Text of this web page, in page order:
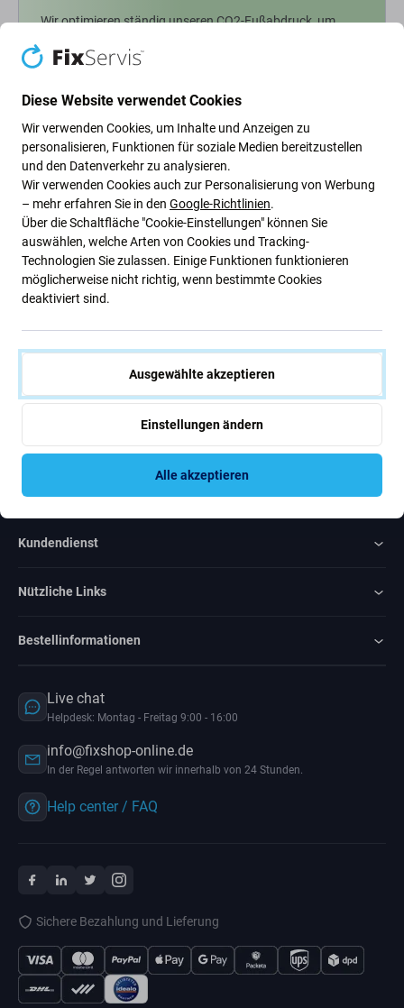
Wir optimieren ständig unseren CO2-Fußabdruck, um
wie wir unsere Prozesse anpassen, um unseren
Newsletter-Fix
Abonnieren Sie den regelmäßigen Newsletter über Rabatte und
Neuigkeiten
Ich bin damit einverstanden, Newsletter zu erhalten
Kundendienst
Nützliche Links
Bestellinformationen
Live chat
Helpdesk: Montag - Freitag 9:00 - 16:00
info@fixshop-online.de
In der Regel antworten wir innerhalb von 24 Stunden.
Help center / FAQ
Sichere Bezahlung und Lieferung
Diese Website verwendet Cookies
Wir verwenden Cookies, um Inhalte und Anzeigen zu
personalisieren, Funktionen für soziale Medien bereitzustellen
und den Datenverkehr zu analysieren.
Wir verwenden Cookies auch zur Personalisierung von Werbung
– mehr erfahren Sie in den Google-Richtlinien.
Über die Schaltfläche "Cookie-Einstellungen" können Sie
auswählen, welche Arten von Cookies und Tracking-
Technologien Sie zulassen. Einige Funktionen funktionieren
möglicherweise nicht richtig, wenn bestimmte Cookies
deaktiviert sind.
Ausgewählte akzeptieren
Einstellungen ändern
Alle akzeptieren